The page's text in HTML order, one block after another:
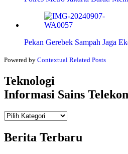
Pekan Gerebek Sampah Jaga
Powered by Contextual Related Posts
Teknologi
Informasi Sains
Teknologi
Berita Terbaru